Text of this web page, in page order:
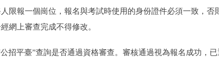
限報一個崗位，報名與考試時使用的身份證件必須一致，
網上審查完成不得修改。
平臺”查詢是否通過資格審查。審核通過視為報名成功，